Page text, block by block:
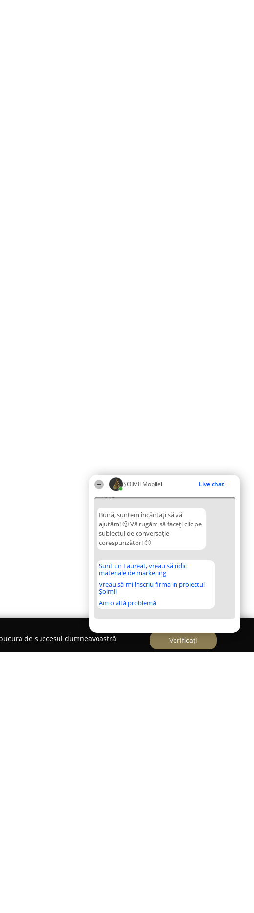
ȘOIMII Mobilei Live chat
10:34
Bună, suntem încântați să vă
ajutăm! 🙂 Vă rugăm să faceți clic pe
subiectul de conversație
corespunzător! 🙂
Sunt un Laureat, vreau să ridic
materiale de marketing
Vreau să-mi înscriu firma in proiectul
Șoimii
Am o altă problemă
de succesul dumneavoastră.
Verificați